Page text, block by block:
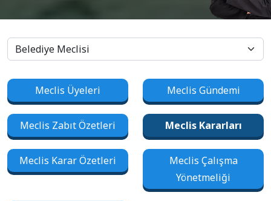
Meclis Üyeleri Meclis Gündemi
Meclis Zabıt Özetleri Meclis Kararları
Meclis Karar Özetleri
Meclis Çalışma
Yönetmeliği